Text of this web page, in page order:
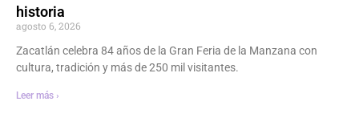
historia
agosto 6, 2026
Zacatlán celebra 84 años de la Gran Feria de la Manzana con
cultura, tradición y más de 250 mil visitantes.
Leer más ›